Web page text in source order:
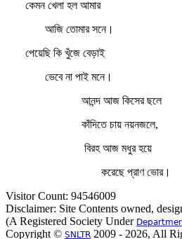
কেমন খেলা হল আমার
আজি তোমার সনে।
পেয়েছি কি খুঁজে বেড়াই
ভেবে না পাই মনে।
আনন্দ আজ কিসের ছলে
কাঁদিতে চায় নয়নজলে,
বিরহ আজ মধুর হয়ে
করেছে প্রাণ ভোর।
Visitor Count: 94546009
Disclaimer: Site Contents owned,
(A Registered Society Under
Copyright © SNLTR 2009 - 2026, All